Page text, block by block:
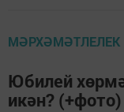
МӘРХӘМӘТЛЕЛЕК
Юбилей
икән? (+фото)